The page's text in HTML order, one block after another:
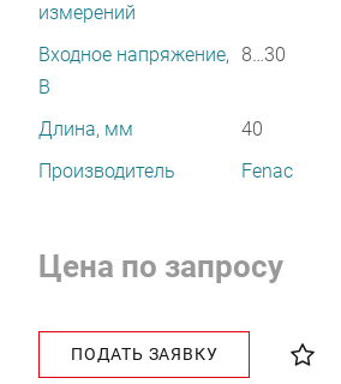
измерений
Входное напряжение,
В
8…30
Длина, мм
40
Производитель
Fenac
Цена по запросу
ПОДАТЬ ЗАЯВКУ